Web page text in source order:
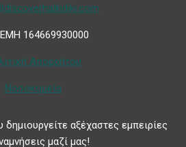
164669930000
Απορρήτου
Νοσοκομεία
αξέχαστες εμπειρίες
μαζί μας!